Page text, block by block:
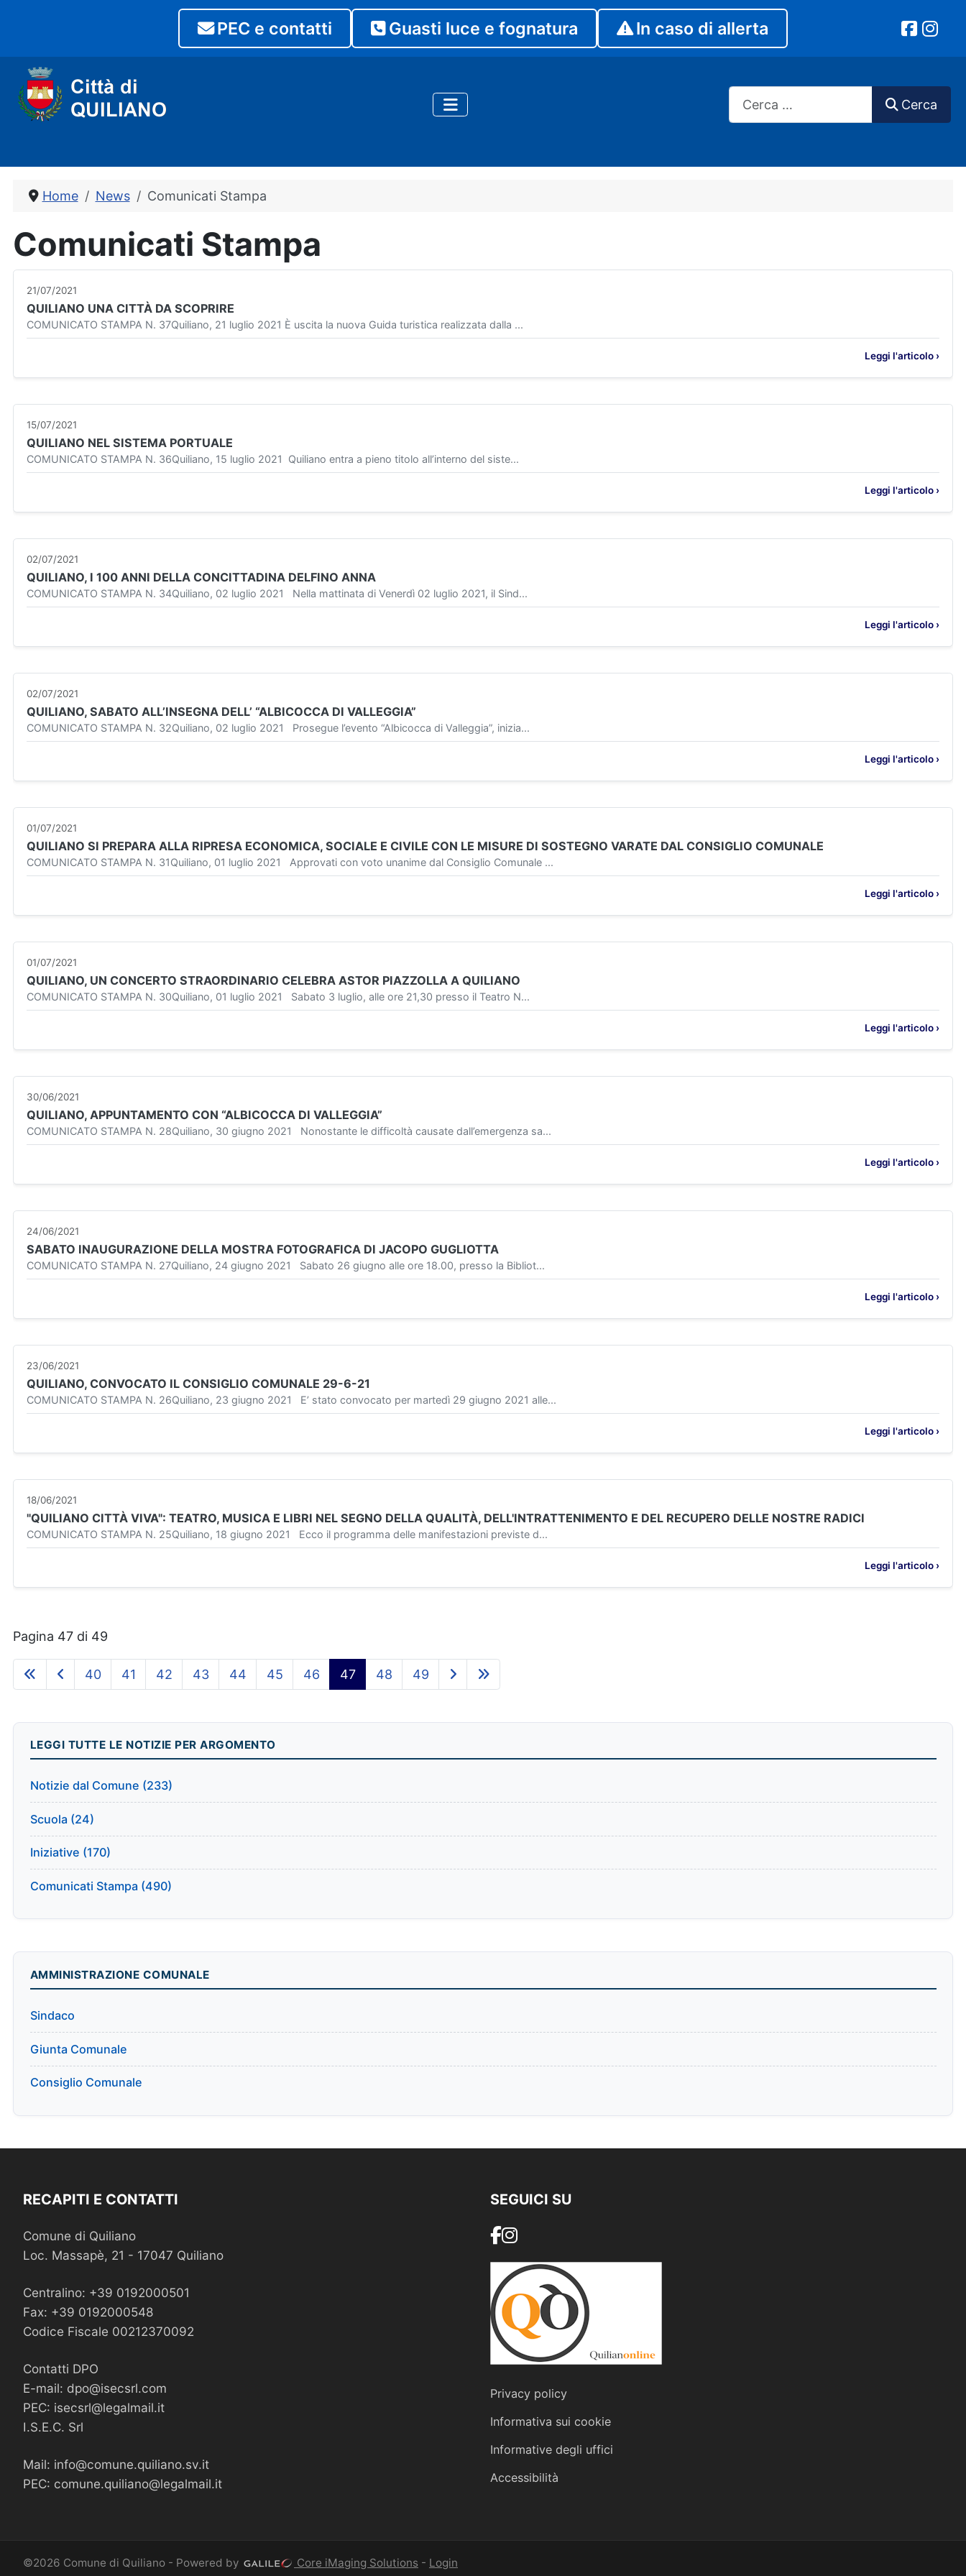
PEC e contatti Guasti luce e fognatura In caso di allerta
Cerca
Cerca
Home News Comunicati Stampa
Comunicati Stampa
21/07/2021
QUILIANO UNA CITTÀ DA SCOPRIRE
COMUNICATO STAMPA N. 37Quiliano, 21 luglio 2021 È uscita la nuova Guida turistica realizzata dalla ...
Leggi l'articolo ›
15/07/2021
QUILIANO NEL SISTEMA PORTUALE
COMUNICATO STAMPA N. 36Quiliano, 15 luglio 2021 Quiliano entra a pieno titolo all’interno del siste...
Leggi l'articolo ›
02/07/2021
QUILIANO, I 100 ANNI DELLA CONCITTADINA DELFINO ANNA
COMUNICATO STAMPA N. 34Quiliano, 02 luglio 2021 Nella mattinata di Venerdì 02 luglio 2021, il Sind...
Leggi l'articolo ›
02/07/2021
QUILIANO, SABATO ALL’INSEGNA DELL’ “ALBICOCCA DI VALLEGGIA”
COMUNICATO STAMPA N. 32Quiliano, 02 luglio 2021 Prosegue l’evento “Albicocca di Valleggia”, inizia...
Leggi l'articolo ›
01/07/2021
QUILIANO SI PREPARA ALLA RIPRESA ECONOMICA, SOCIALE E CIVILE CON LE MISURE DI SOSTEGNO VARATE DAL CONSIGLIO COMUNALE
COMUNICATO STAMPA N. 31Quiliano, 01 luglio 2021 Approvati con voto unanime dal Consiglio Comunale ...
Leggi l'articolo ›
01/07/2021
QUILIANO, UN CONCERTO STRAORDINARIO CELEBRA ASTOR PIAZZOLLA A QUILIANO
COMUNICATO STAMPA N. 30Quiliano, 01 luglio 2021 Sabato 3 luglio, alle ore 21,30 presso il Teatro N...
Leggi l'articolo ›
30/06/2021
QUILIANO, APPUNTAMENTO CON “ALBICOCCA DI VALLEGGIA”
COMUNICATO STAMPA N. 28Quiliano, 30 giugno 2021 Nonostante le difficoltà causate dall’emergenza sa...
Leggi l'articolo ›
24/06/2021
SABATO INAUGURAZIONE DELLA MOSTRA FOTOGRAFICA DI JACOPO GUGLIOTTA
COMUNICATO STAMPA N. 27Quiliano, 24 giugno 2021 Sabato 26 giugno alle ore 18.00, presso la Bibliot...
Leggi l'articolo ›
23/06/2021
QUILIANO, CONVOCATO IL CONSIGLIO COMUNALE 29-6-21
COMUNICATO STAMPA N. 26Quiliano, 23 giugno 2021 E’ stato convocato per martedì 29 giugno 2021 alle...
Leggi l'articolo ›
18/06/2021
"QUILIANO CITTÀ VIVA": TEATRO, MUSICA E LIBRI NEL SEGNO DELLA QUALITÀ, DELL'INTRATTENIMENTO E DEL RECUPERO DELLE NOSTRE RADICI
COMUNICATO STAMPA N. 25Quiliano, 18 giugno 2021 Ecco il programma delle manifestazioni previste d...
Leggi l'articolo ›
Pagina 47 di 49
40 41 42 43 44 45 46 47 48 49
LEGGI TUTTE LE NOTIZIE PER ARGOMENTO
Notizie dal Comune (233)
Scuola (24)
Iniziative (170)
Comunicati Stampa (490)
AMMINISTRAZIONE COMUNALE
Sindaco
Giunta Comunale
Consiglio Comunale
RECAPITI E CONTATTI
Comune di Quiliano
Loc. Massapè, 21 - 17047 Quiliano
Centralino: +39 0192000501
Fax: +39 0192000548
Codice Fiscale 00212370092
Contatti DPO
E-mail: dpo@isecsrl.com
PEC: isecsrl@legalmail.it
I.S.E.C. Srl
Mail: info@comune.quiliano.sv.it
PEC: comune.quiliano@legalmail.it
SEGUICI SU
Privacy policy
Informativa sui cookie
Informative degli uffici
Accessibilità
©2026 Comune di Quiliano - Powered by Core iMaging Solutions - Login